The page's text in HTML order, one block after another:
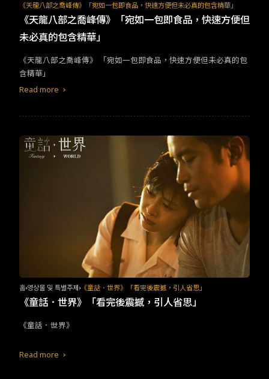
《天龍八部之喬峰傳》「宛如一包即食品，快速方便但未必真的包含精華」
《天龍八部之喬峰傳》「宛如一包即食品，快速方便但
未必真的包含精華」
​​《天龍八部之喬峰傳》​ ​​「宛如一包即食品，快速方便但未必真的包
含精華」​
Read more
홈 영상물 및 특별주제 《童話．世界》「看完後震撼，引人省思」
《童話．世界》「看完後震撼，引人省思」
​​《童話．世界》​
Read more